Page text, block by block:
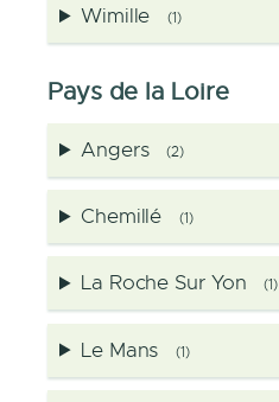
Wimille (1)
Pays de la Loire
Angers (2)
Chemillé (1)
La Roche Sur Yon (1)
Le Mans (1)